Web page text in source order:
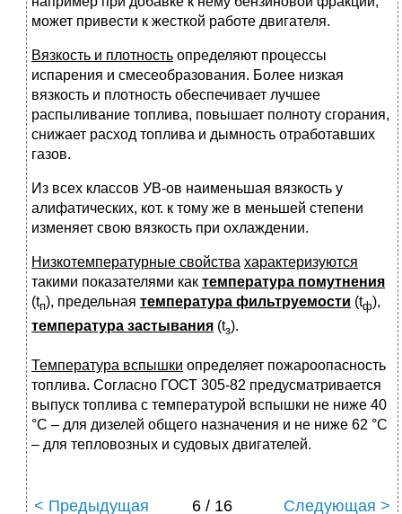
может привести к жесткой работе двигателя.
Вязкость и плотность определяют процессы
испарения и смесеобразования. Более низкая
вязкость и плотность обеспечивает лучшее
распыливание топлива, повышает полноту сгорания,
снижает расход топлива и дымность отработавших
газов.
Из всех классов УВ-ов наименьшая вязкость у
алифатических, кот. к тому же в меньшей степени
изменяет свою вязкость при охлаждении.
Низкотемпературные свойства характеризуются
такими показателями как температура помутнения
(tп), предельная температура фильтруемости (tф),
температура застывания (tз).
Температура вспышки определяет пожароопасность
топлива. Согласно ГОСТ 305-82 предусматривается
выпуск топлива с температурой вспышки не ниже 40
°C – для дизелей общего назначения и не ниже 62 °C
– для тепловозных и судовых двигателей.
< Предыдущая 6 / 16 Следующая >